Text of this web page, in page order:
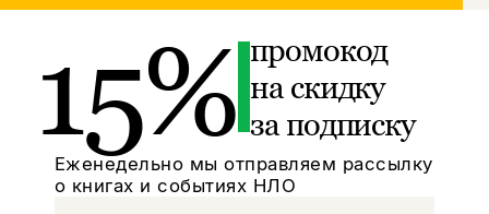
15% промокод
на скидку
за подписку
Еженедельно мы отправляем рассылку
о книгах и событиях НЛО